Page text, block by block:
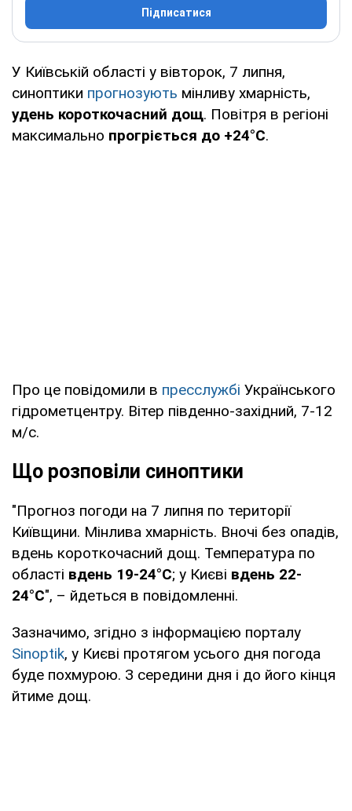
Підписатися
У Київській області у вівторок, 7 липня,
синоптики прогнозують мінливу хмарність,
удень короткочасний дощ. Повітря в регіоні
максимально прогріється до +24°С.
Про це повідомили в пресслужбі Українського
гідрометцентру. Вітер південно-західний, 7-12
м/с.
Що розповіли синоптики
"Прогноз погоди на 7 липня по території
Київщини. Мінлива хмарність. Вночі без опадів,
вдень короткочасний дощ. Температура по
області вдень 19-24°С; у Києві вдень 22-
24°С", – йдеться в повідомленні.
Зазначимо, згідно з інформацією порталу
Sinoptik, у Києві протягом усього дня погода
буде похмурою. З середини дня і до його кінця
йтиме дощ.